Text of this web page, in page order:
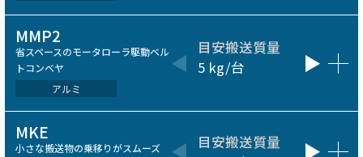
MMP2
省スペースのモータローラ駆動ベル
トコンベヤ
アルミ
目安搬送質量
5 kg/台
200～
MKE
小さな搬送物の乗移りがスムーズ
目安搬送質量
呼びベ